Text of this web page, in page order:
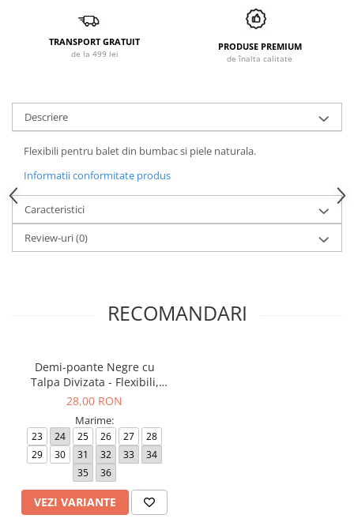
TRANSPORT GRATUIT
de la 499 lei
PRODUSE PREMIUM
de înalta calitate
Descriere
Flexibili pentru balet din bumbac si piele naturala.
Informatii conformitate produs
Caracteristici
Review-uri(0)
RECOMANDARI
Demi-poante Negre cu
Talpa Divizata - Flexibili,
pentru Balet
28,00 RON
Marime:
23 24 25 26 27
28
29
30 31 32 33
34
35
36
VEZI VARIANTE